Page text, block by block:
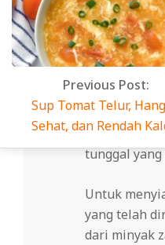
hanya lezat,
lengkap
sehingga
Edamame,
isoflavon
tunggal
Untuk
yang telah
dari minyak
Previous Post:
Sup Tomat Telur,
Sehat, dan Rendah